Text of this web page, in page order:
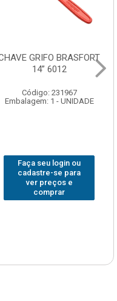
ADAPTADOR PARA
SOQUETE WAFT
Código: 235563
Embalagem: 1 - UNIDADE
Faça seu login ou
cadastre-se para
ver preços e
comprar